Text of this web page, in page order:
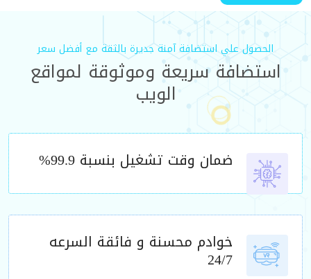
الحصول علي استضافة آمنة جديرة بالثقة مع أفضل سعر
استضافة سريعة وموثوقة لمواقع
الويب
ضمان وقت تشغيل بنسبة 99.9%
خوادم محسنة و فائقة السرعه
24/7